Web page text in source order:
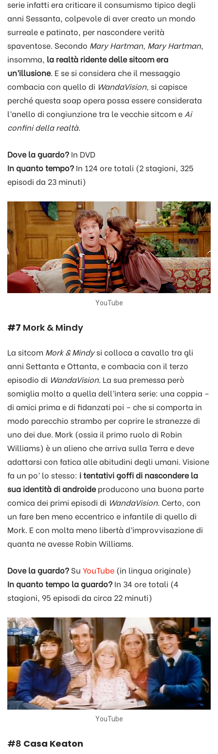
serie infatti era criticare il consumismo tipico degli
anni Sessanta, colpevole di aver creato un mondo
surreale e patinato, per nascondere verità
spaventose. Secondo Mary Hartman, Mary Hartman,
insomma, la realtà ridente delle sitcom era
un’illusione. E se si considera che il messaggio
combacia con quello di WandaVision, si capisce
perché questa soap opera possa essere considerata
l’anello di congiunzione tra le vecchie sitcom e Ai
confini della realtà.
Dove la guardo? In DVD
In quanto tempo? In 124 ore totali (2 stagioni, 325
episodi da 23 minuti)
YouTube
#7 Mork & Mindy
La sitcom Mork & Mindysi colloca a cavallo tra gli
anni Settanta e Ottanta, e combacia con il terzo
episodio di WandaVision. La sua premessa però
somiglia molto a quella dell’intera serie: una coppia –
di amici prima e di fidanzati poi – che si comporta in
modo parecchio strambo per coprire le stranezze di
uno dei due. Mork (ossia il primo ruolo di Robin
Williams) è un alieno che arriva sulla Terra e deve
adattarsi con fatica alle abitudini degli umani. Visione
fa un po’ lo stesso: i tentativi goffi di nascondere la
sua identità di androideproducono una buona parte
comica dei primi episodi di WandaVision. Certo, con
un fare ben meno eccentrico e infantile di quello di
Mork. E con molta meno libertà d’improvvisazione di
quanta ne avesse Robin Williams.
Dove la guardo? Su YouTube (in lingua originale)
In quanto tempo la guardo? In 34 ore totali (4
stagioni, 95 episodi da circa 22 minuti)
YouTube
#8 Casa Keaton